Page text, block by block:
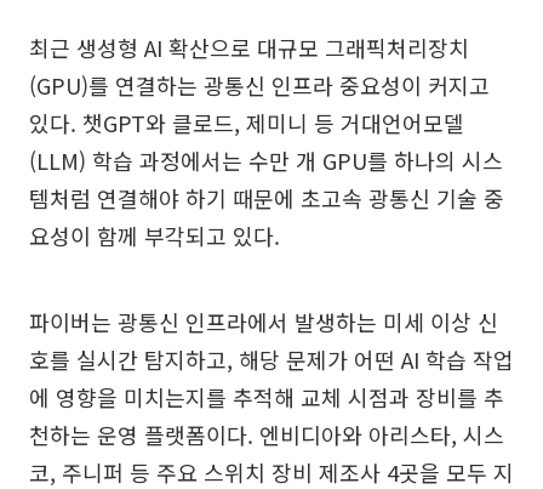
최근 생성형 AI 확산으로 대규모 그래픽처리장치
(GPU)를 연결하는 광통신 인프라 중요성이 커지고
있다. 챗GPT와 클로드, 제미니 등 거대언어모델
(LLM) 학습 과정에서는 수만 개 GPU를 하나의 시스
템처럼 연결해야 하기 때문에 초고속 광통신 기술 중
요성이 함께 부각되고 있다.
파이버는 광통신 인프라에서 발생하는 미세 이상 신
호를 실시간 탐지하고, 해당 문제가 어떤 AI 학습 작업
에 영향을 미치는지를 추적해 교체 시점과 장비를 추
천하는 운영 플랫폼이다. 엔비디아와 아리스타, 시스
코, 주니퍼 등 주요 스위치 장비 제조사 4곳을 모두 지